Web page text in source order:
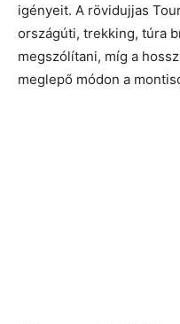
igényeit. A rövidujjas
országúti, trekking, túra
megszólítani, míg a
meglepő módon a